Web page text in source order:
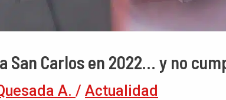
San Carlos en 2022… y no
A. / Actualidad